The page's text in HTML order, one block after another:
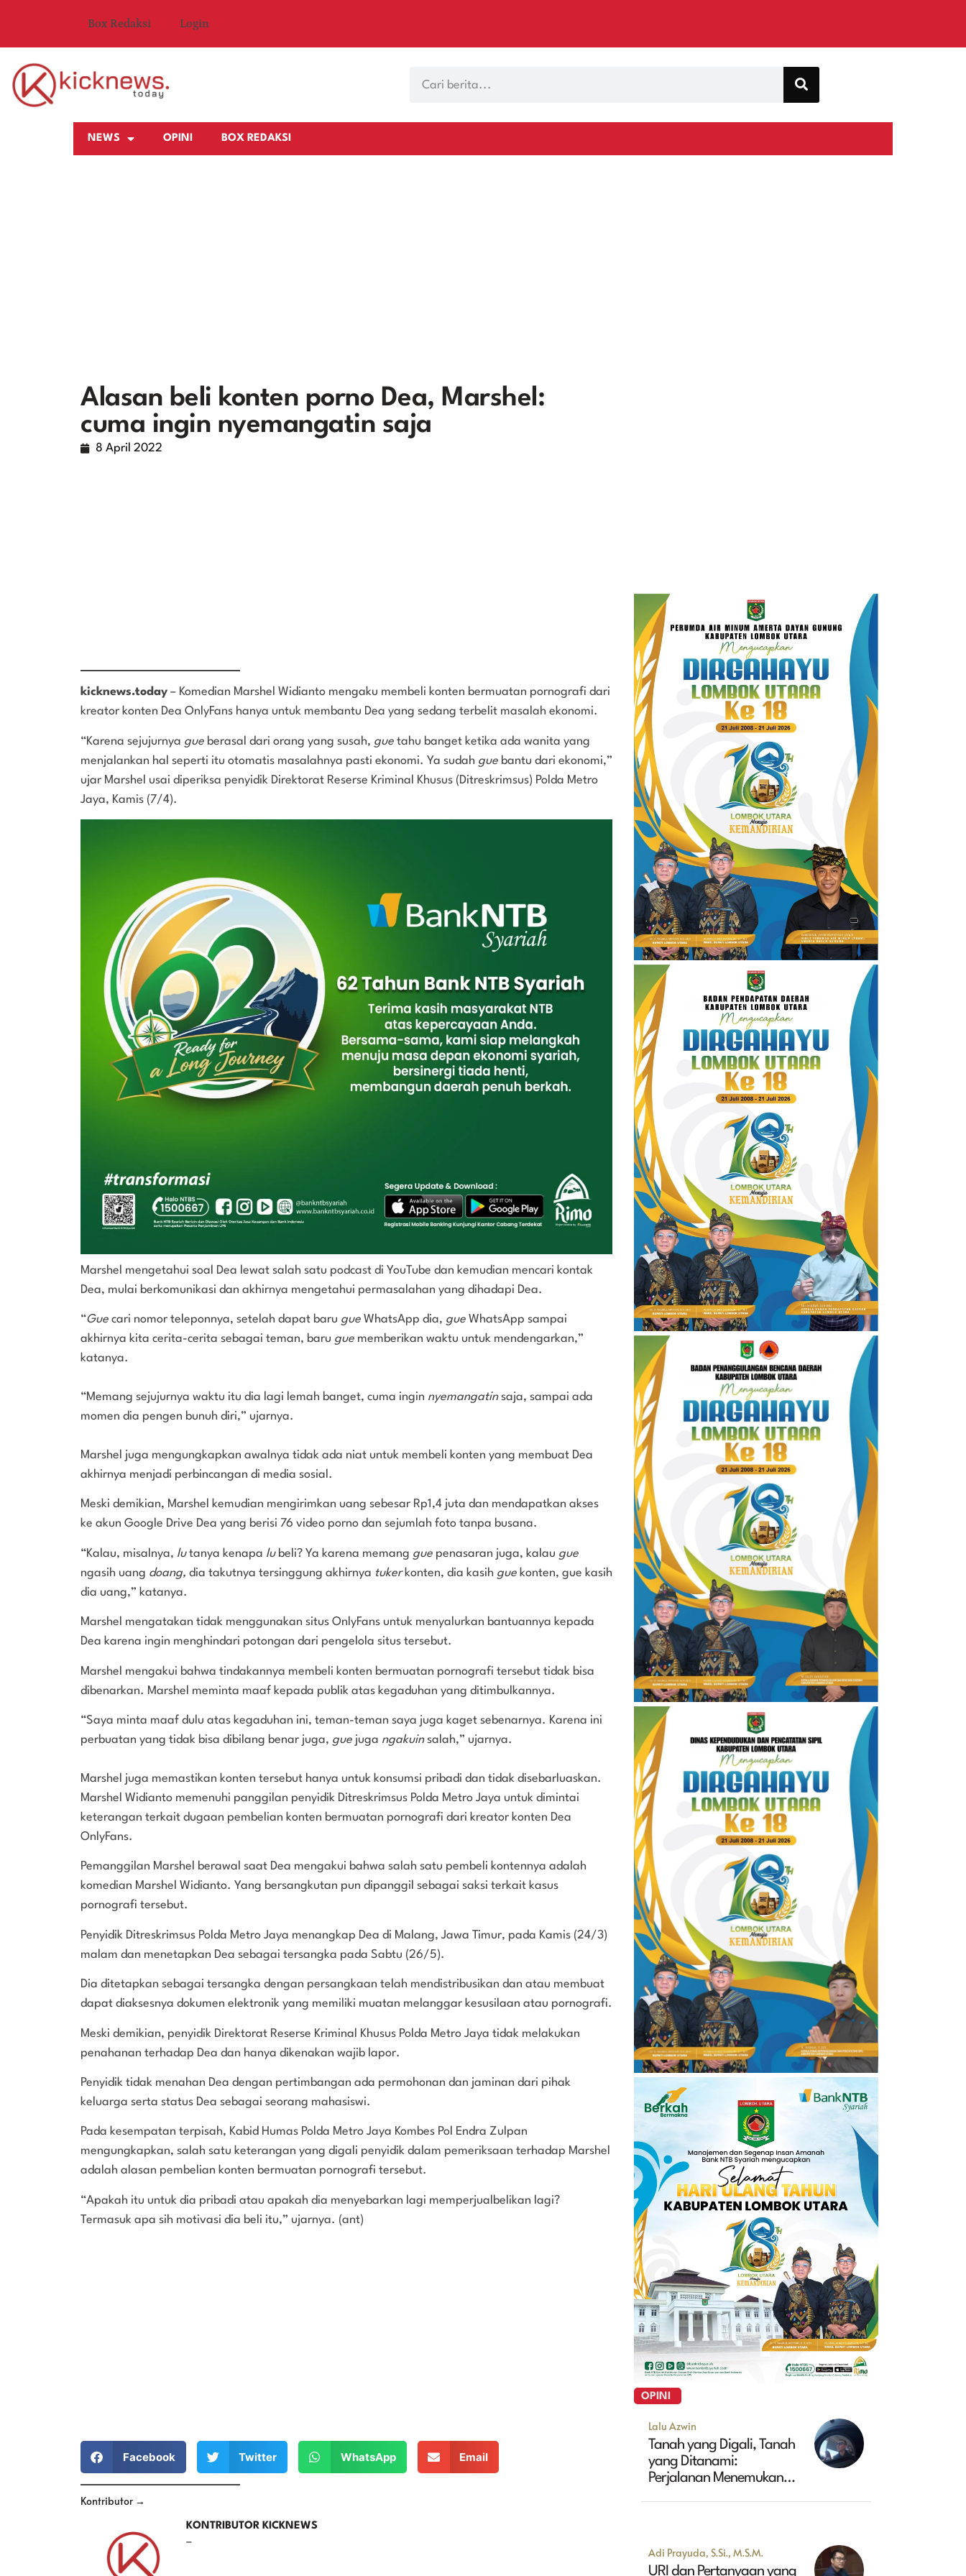
Box Redaksi Login
NEWS OPINI BOX REDAKSI
Alasan beli konten porno Dea, Marshel:
cuma ingin nyemangatin saja
8 April 2022
kicknews.today – Komedian Marshel Widianto mengaku membeli konten bermuatan pornografi dari
kreator konten Dea OnlyFans hanya untuk membantu Dea yang sedang terbelit masalah ekonomi.
“Karena sejujurnya gue berasal dari orang yang susah, gue tahu banget ketika ada wanita yang
menjalankan hal seperti itu otomatis masalahnya pasti ekonomi. Ya sudah gue bantu dari ekonomi,”
ujar Marshel usai diperiksa penyidik Direktorat Reserse Kriminal Khusus (Ditreskrimsus) Polda Metro
Jaya, Kamis (7/4).
Marshel mengetahui soal Dea lewat salah satu podcast di YouTube dan kemudian mencari kontak
Dea, mulai berkomunikasi dan akhirnya mengetahui permasalahan yang dihadapi Dea.
“Gue cari nomor teleponnya, setelah dapat baru gue WhatsApp dia, gue WhatsApp sampai
akhirnya kita cerita-cerita sebagai teman, baru gue memberikan waktu untuk mendengarkan,”
katanya.
“Memang sejujurnya waktu itu dia lagi lemah banget, cuma ingin nyemangatinsaja, sampai ada
momen dia pengen bunuh diri,” ujarnya.
Marshel juga mengungkapkan awalnya tidak ada niat untuk membeli konten yang membuat Dea
akhirnya menjadi perbincangan di media sosial.
Meski demikian, Marshel kemudian mengirimkan uang sebesar Rp1,4 juta dan mendapatkan akses
ke akun Google Drive Dea yang berisi 76 video porno dan sejumlah foto tanpa busana.
“Kalau, misalnya, lutanya kenapa lubeli? Ya karena memang gue penasaran juga, kalau gue
ngasih uang doang, dia takutnya tersinggung akhirnya tukerkonten, dia kasih gue konten, gue kasih
dia uang,” katanya.
Marshel mengatakan tidak menggunakan situs OnlyFans untuk menyalurkan bantuannya kepada
Dea karena ingin menghindari potongan dari pengelola situs tersebut.
Marshel mengakui bahwa tindakannya membeli konten bermuatan pornografi tersebut tidak bisa
dibenarkan. Marshel meminta maaf kepada publik atas kegaduhan yang ditimbulkannya.
“Saya minta maaf dulu atas kegaduhan ini, teman-teman saya juga kaget sebenarnya. Karena ini
perbuatan yang tidak bisa dibilang benar juga, gue juga ngakuinsalah,” ujarnya.
Marshel juga memastikan konten tersebut hanya untuk konsumsi pribadi dan tidak disebarluaskan.
Marshel Widianto memenuhi panggilan penyidik Ditreskrimsus Polda Metro Jaya untuk dimintai
keterangan terkait dugaan pembelian konten bermuatan pornografi dari kreator konten Dea
OnlyFans.
Pemanggilan Marshel berawal saat Dea mengakui bahwa salah satu pembeli kontennya adalah
komedian Marshel Widianto. Yang bersangkutan pun dipanggil sebagai saksi terkait kasus
pornografi tersebut.
Penyidik Ditreskrimsus Polda Metro Jaya menangkap Dea di Malang, Jawa Timur, pada Kamis (24/3)
malam dan menetapkan Dea sebagai tersangka pada Sabtu (26/5).
Dia ditetapkan sebagai tersangka dengan persangkaan telah mendistribusikan dan atau membuat
dapat diaksesnya dokumen elektronik yang memiliki muatan melanggar kesusilaan atau pornografi.
Meski demikian, penyidik Direktorat Reserse Kriminal Khusus Polda Metro Jaya tidak melakukan
penahanan terhadap Dea dan hanya dikenakan wajib lapor.
Penyidik tidak menahan Dea dengan pertimbangan ada permohonan dan jaminan dari pihak
keluarga serta status Dea sebagai seorang mahasiswi.
Pada kesempatan terpisah, Kabid Humas Polda Metro Jaya Kombes Pol Endra Zulpan
mengungkapkan, salah satu keterangan yang digali penyidik dalam pemeriksaan terhadap Marshel
adalah alasan pembelian konten bermuatan pornografi tersebut.
“Apakah itu untuk dia pribadi atau apakah dia menyebarkan lagi memperjualbelikan lagi?
Termasuk apa sih motivasi dia beli itu,” ujarnya. (ant)
Facebook Twitter WhatsApp Email
Kontributor →
KONTRIBUTOR KICKNEWS
–
OPINI
Lalu Azwin
Tanah yang Digali, Tanah
yang Ditanami:
Perjalanan Menemukan
Adi Prayuda, S.Si., M.S.M.
URI dan Pertanyaan yang